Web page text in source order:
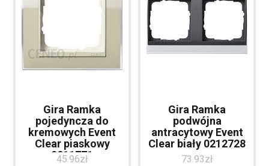
Gira Ramka
pojedyncza do
kremowych Event
Clear piaskowy
0211771
45.96zł
Gira Ramka
podwójna
antracytowy Event
Clear biały 0212728
73.93zł